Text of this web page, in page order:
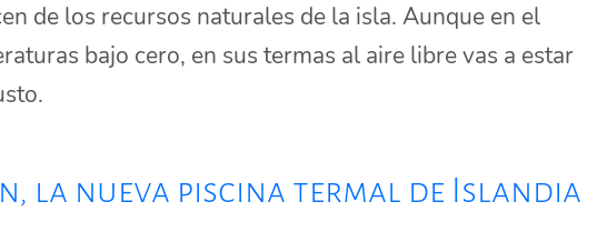
de los recursos naturales de la isla. Aunque en el
bajo cero, en sus termas al aire libre vas a estar
la nueva piscina termal de Islandia